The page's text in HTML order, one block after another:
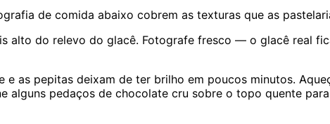
de comida abaixo cobrem as texturas que as
alto do relevo do glacê. Fotografe fresco — o glacê real
e as pepitas deixam de ter brilho em poucos minutos.
pedaços de chocolate cru sobre o topo quente